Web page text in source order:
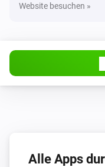
Citroën
DS
Der
Der
Website besuchen »
Alle Apps